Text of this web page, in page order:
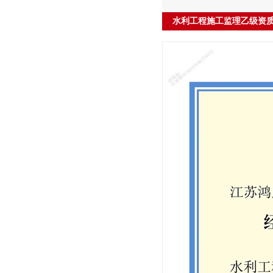
水利工程施工监理乙级资